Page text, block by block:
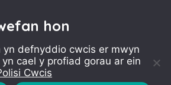
hon
yn defnyddio cwcis er mwyn
cael y profiad gorau ar ein
Cwcis